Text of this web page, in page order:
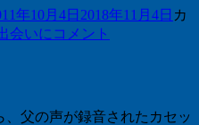
年10月4日 2018年11月4日 カ
会いに コメント
父の声が録音されたカセッ